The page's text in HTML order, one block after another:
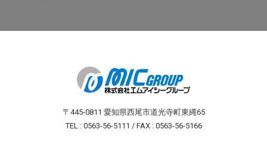
〒445-0811 愛知県西尾市道光寺町東縄65
TEL : 0563-56-5111 / FAX : 0563-56-5166